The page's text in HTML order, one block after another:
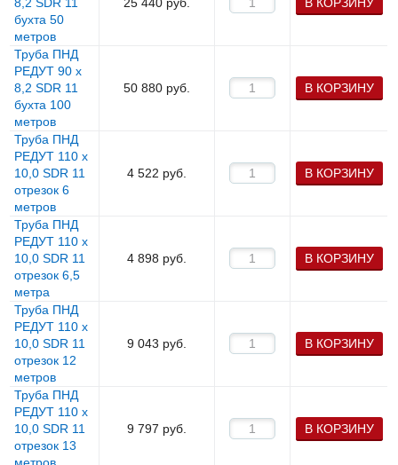
8,2 SDR 11
бухта 50
метров
25 440 руб. В КОРЗИНУ
Труба ПНД
РЕДУТ 90 х
8,2 SDR 11
бухта 100
метров
50 880 руб. В КОРЗИНУ
Труба ПНД
РЕДУТ 110 х
10,0 SDR 11
отрезок 6
метров
4 522 руб. В КОРЗИНУ
Труба ПНД
РЕДУТ 110 х
10,0 SDR 11
отрезок 6,5
метра
4 898 руб. В КОРЗИНУ
Труба ПНД
РЕДУТ 110 х
10,0 SDR 11
отрезок 12
метров
9 043 руб. В КОРЗИНУ
Труба ПНД
РЕДУТ 110 х
10,0 SDR 11
отрезок 13
9 797 руб. В КОРЗИНУ